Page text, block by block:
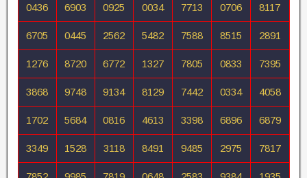
0436 6903 0925 0034 7713 0706 8117
6705 0445 2562 5482 7588 8515 2891
1276 8720 6772 1327 7805 0833 7395
3868 9748 9134 8129 7442 0334 4058
1702 5684 0816 4613 3398 6896 6879
3349 1528 3118 8491 9485 2975 7817